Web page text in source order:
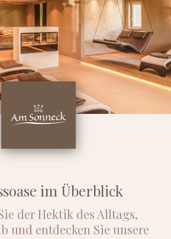
im Überblick
der Hektik des Alltags,
und entdecken Sie unsere